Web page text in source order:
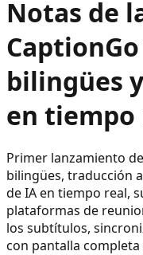
Notas de
bilingües
en tiempo
Primer lanzamiento
bilingües, traducción
de IA en tiempo real,
plataformas de
los subtítulos,
con pantalla completa